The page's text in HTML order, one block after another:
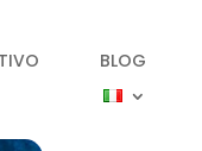
BLOG